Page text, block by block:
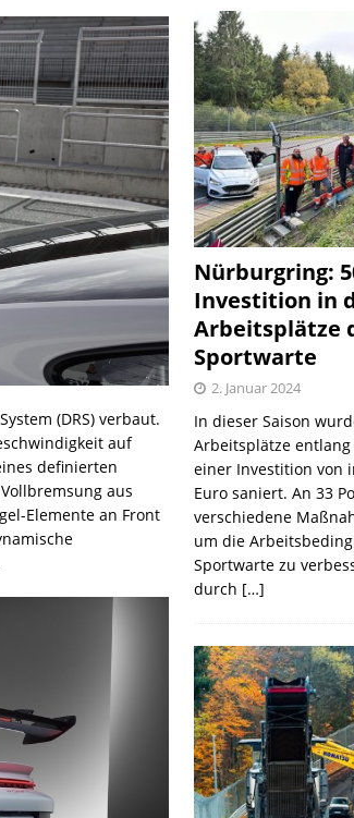
(DRS) verbaut.
auf
definierten
aus
Elemente an Front
Nürburgring:
Investition in
Arbeitsplätze
Sportwarte
2. Januar 2024
In dieser Saison
Arbeitsplätze
einer Investition von
Euro saniert. An 33
verschiedene
um die
Sportwarte zu
durch […]